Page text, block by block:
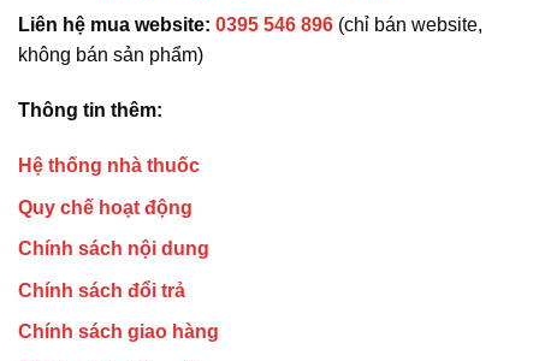
Liên hệ mua website: 0395 546 896 (chỉ bán website,
không bán sản phẩm)
Thông tin thêm:
Hệ thống nhà thuốc
Quy chế hoạt động
Chính sách nội dung
Chính sách đổi trả
Chính sách giao hàng